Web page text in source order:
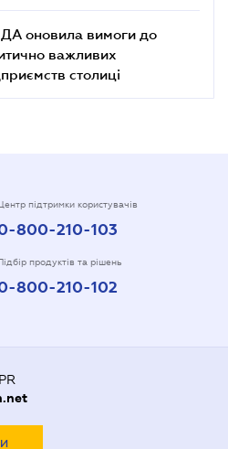
оновила вимоги до
важливих
столиці
підтримки користувачів
800-210-103
продуктів та рішень
800-210-102